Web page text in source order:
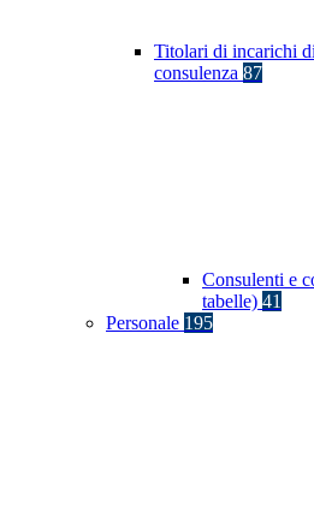
Titolari di incarichi
consulenza 87
Consulenti e
tabelle) 41
Personale 195